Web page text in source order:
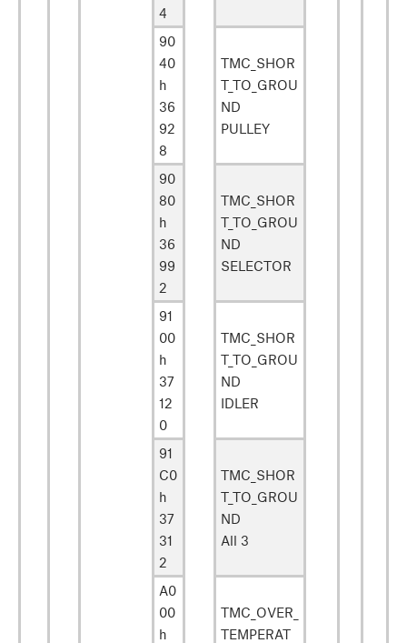
4
90
40
h
36
92
8
TMC_SHOR
T_TO_GROU
ND
PULLEY
90
80
h
36
99
2
TMC_SHOR
T_TO_GROU
ND
SELECTOR
91
00
h
37
12
0
TMC_SHOR
T_TO_GROU
ND
IDLER
91
C0
h
37
31
2
TMC_SHOR
T_TO_GROU
ND
All 3
A0
00
h
TMC_OVER_
TEMPERAT